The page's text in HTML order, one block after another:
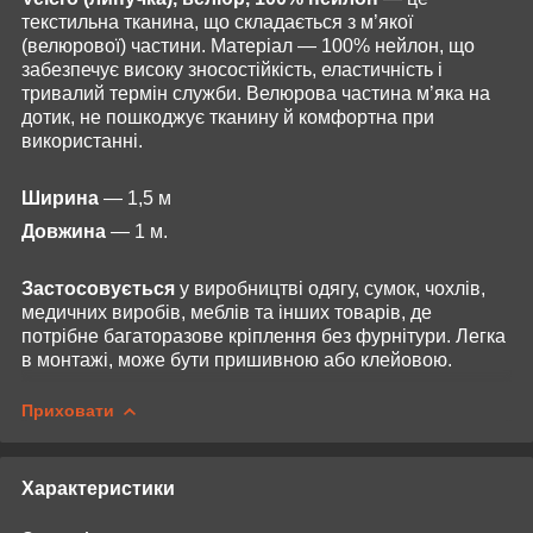
текстильна тканина, що складається з м’якої
(велюрової) частини. Матеріал — 100% нейлон, що
забезпечує високу зносостійкість, еластичність і
тривалий термін служби. Велюрова частина м’яка на
дотик, не пошкоджує тканину й комфортна при
використанні.
Ширина — 1,5 м
Довжина — 1 м.
Застосовується у виробництві одягу, сумок, чохлів,
медичних виробів, меблів та інших товарів, де
потрібне багаторазове кріплення без фурнітури. Легка
в монтажі, може бути пришивною або клейовою.
Приховати
Характеристики